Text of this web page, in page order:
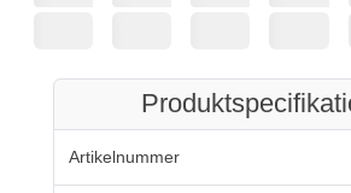
Artikelnummer